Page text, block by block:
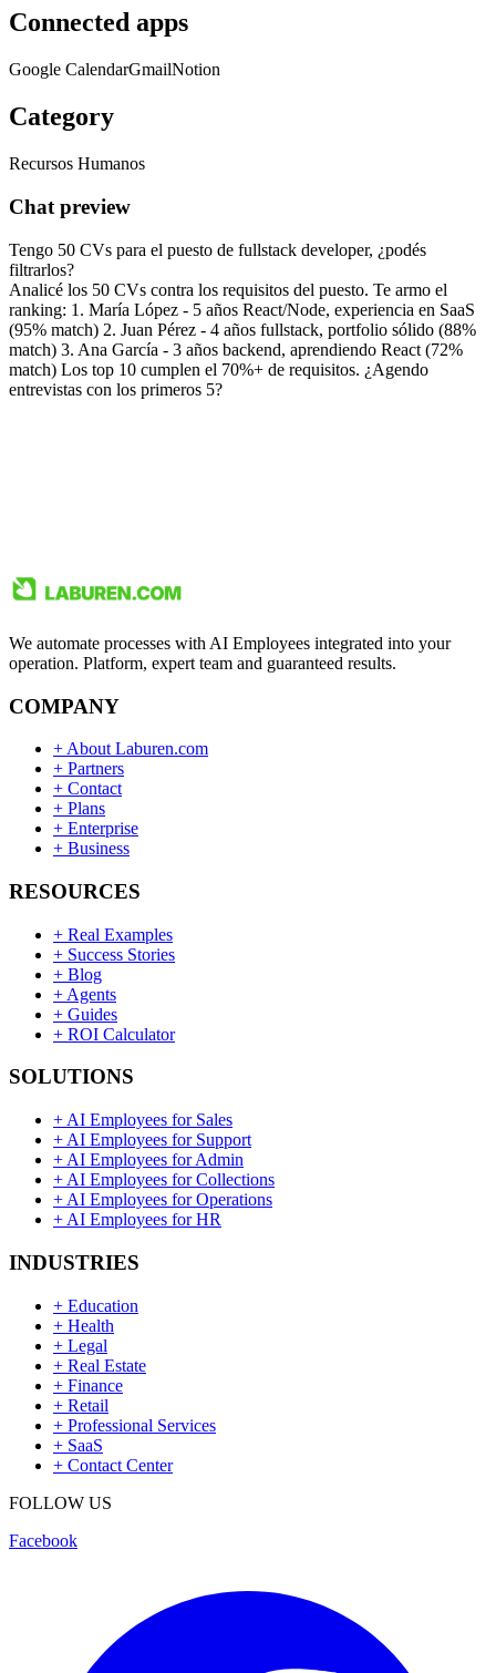
Connected apps
Google CalendarGmailNotion
Category
Recursos Humanos
Chat preview
Tengo 50 CVs para el puesto de fullstack developer, ¿podés
filtrarlos?
Analicé los 50 CVs contra los requisitos del puesto. Te armo el
ranking: 1. María López - 5 años React/Node, experiencia en SaaS
(95% match) 2. Juan Pérez - 4 años fullstack, portfolio sólido (88%
match) 3. Ana García - 3 años backend, aprendiendo React (72%
match) Los top 10 cumplen el 70%+ de requisitos. ¿Agendo
entrevistas con los primeros 5?
We automate processes with AI Employees integrated into your
operation. Platform, expert team and guaranteed results.
COMPANY
+ About Laburen.com
+ Partners
+ Contact
+ Plans
+ Enterprise
+ Business
RESOURCES
+ Real Examples
+ Success Stories
+ Blog
+ Agents
+ Guides
+ ROI Calculator
SOLUTIONS
+ AI Employees for Sales
+ AI Employees for Support
+ AI Employees for Admin
+ AI Employees for Collections
+ AI Employees for Operations
+ AI Employees for HR
INDUSTRIES
+ Education
+ Health
+ Legal
+ Real Estate
+ Finance
+ Retail
+ Professional Services
+ SaaS
+ Contact Center
FOLLOW US
Facebook